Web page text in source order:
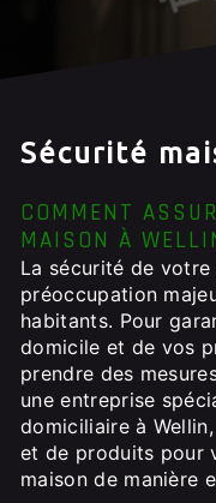
Sécurité
COMMENT
MAISON À
La sécurité de votre
préoccupation
habitants. Pour
domicile et de vos
prendre des
une entreprise
domiciliaire à
et de produits pour
maison de manière